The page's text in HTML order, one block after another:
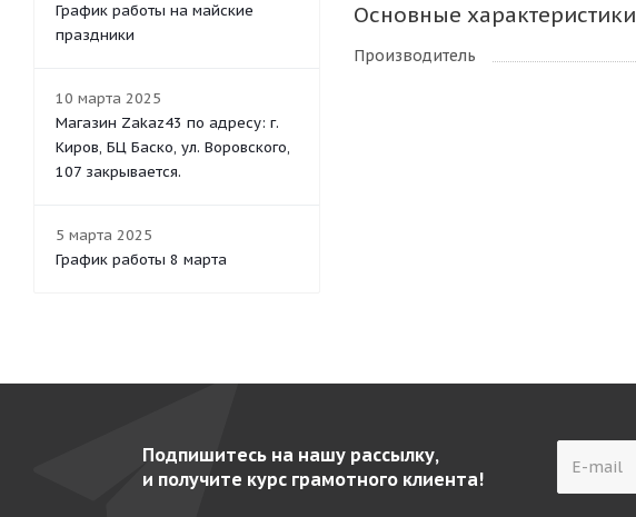
Основные характеристики
Производитель
График работы на майские
праздники
10 марта 2025
Магазин Zakaz43 по адресу: г.
Киров, БЦ Баско, ул. Воровского,
107 закрывается.
5 марта 2025
График работы 8 марта
Подпишитесь на нашу рассылку,
и получите курс грамотного клиента!